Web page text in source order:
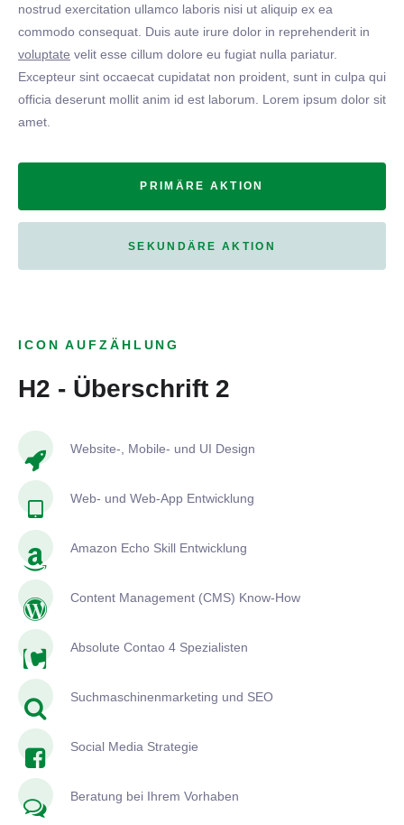
nostrud exercitation ullamco laboris nisi ut aliquip ex ea
commodo consequat. Duis aute irure dolor in reprehenderit in
voluptate velit esse cillum dolore eu fugiat nulla pariatur.
Excepteur sint occaecat cupidatat non proident, sunt in culpa qui
officia deserunt mollit anim id est laborum. Lorem ipsum dolor sit
amet.
PRIMÄRE AKTION
SEKUNDÄRE AKTION
ICON AUFZÄHLUNG
H2 - Überschrift 2
Website-, Mobile- und UI Design
Web- und Web-App Entwicklung
Amazon Echo Skill Entwicklung
Content Management (CMS) Know-How
Absolute Contao 4 Spezialisten
Suchmaschinenmarketing und SEO
Social Media Strategie
Beratung bei Ihrem Vorhaben